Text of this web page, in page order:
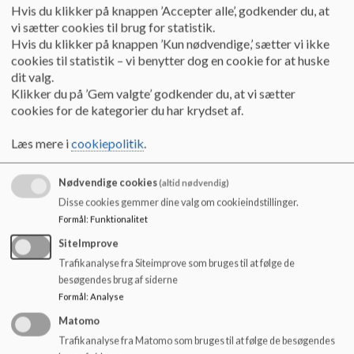
begynder i 5. klasse, og klasserne har forskellige forløb sammen
indtil udgangen af 6. klasse. Børnene møder således hinanden
flere gange, inden de skal starte i 7. klasse på Byskovskolens
afdeling Benløse.
Skolebestyrelserne på Byskovskolen og Kildeskolen samarbejder
om at skabe principper for, at der sker en god overgang, når
eleverne skifter fra Kildeskolen til
Kildeskolen har to kommunale i daginstitutioner i vores
skoledistrikt. Allindelille Børnehus og Kildeskolens Børnehave.
De D
årlige besøgsdage hos hinanden, og der er lagt en fælles plan for
Spireforløbet, når børnene skal starte i 0. klasse.
Kildeskolens børne
der er fælles ledelse i skole, SFO og børnehave og et tæt
Hvis du klikker på knappen ’Accepter alle’, godkender du, at
vi sætter cookies til brug for statistik.
Hvis du klikker på knappen ’Kun nødvendige,’ sætter vi ikke
cookies til statistik – vi benytter dog en cookie for at huske
dit valg.
Klikker du på ’Gem valgte’ godkender du, at vi sætter
cookies for de kategorier du har krydset af.
Læs mere icookiepolitik.
Nødvendige cookies(altid nødvendig)
Disse cookies gemmer dine valg om cookieindstillinger.
Formål: Funktionalitet
SiteImprove
Trafikanalyse fra Siteimprove som bruges til at følge de
besøgendes brug af siderne
Formål: Analyse
Matomo
Trafikanalyse fra Matomo som bruges til at følge de besøgendes